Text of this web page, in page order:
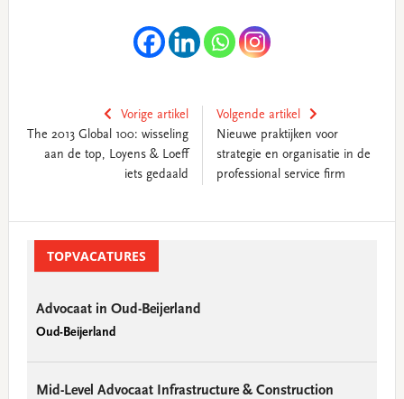
Vorige artikel
The 2013 Global 100: wisseling
aan de top, Loyens & Loeff
iets gedaald
Volgende artikel
Nieuwe praktijken voor
strategie en organisatie in de
professional service firm
SidebarTOPVACATURES
Advocaat in Oud-Beijerland
Oud-Beijerland
Mid-Level Advocaat Infrastructure & Construction